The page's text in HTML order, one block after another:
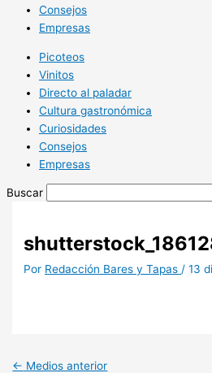
Consejos
Empresas
Picoteos
Vinitos
Directo al paladar
Cultura gastronómica
Curiosidades
Consejos
Empresas
Buscar
Por Redacción Bares y Tapas/13
← Medios anterior